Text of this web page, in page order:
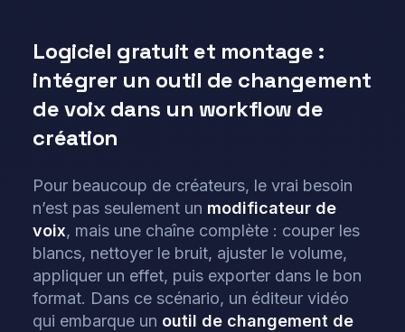
Logiciel gratuit et montage :
intégrer un outil de changement
de voix dans un workflow de
création
Pour beaucoup de créateurs, le vrai besoin
n’est pas seulement un modificateur de
voix, mais une chaîne complète : couper les
blancs, nettoyer le bruit, ajuster le volume,
appliquer un effet, puis exporter dans le bon
format. Dans ce scénario, un éditeur vidéo
qui embarque un outil de changement de